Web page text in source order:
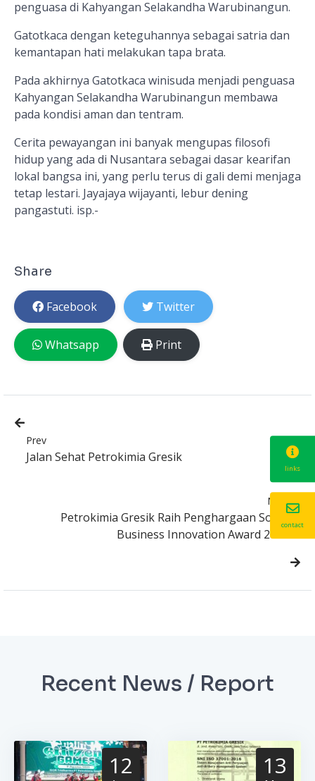
penguasa di Kahyangan Selakandha Warubinangun.
Gatotkaca dengan keteguhannya sebagai satria dan
kemantapan hati melakukan tapa brata.
Pada akhirnya Gatotkaca winisuda menjadi penguasa
Kahyangan Selakandha Warubinangun membawa
pada kondisi aman dan tentram.
Cerita pewayangan ini banyak mengupas filosofi
hidup yang ada di Nusantara sebagai dasar kearifan
lokal bangsa ini, yang perlu terus di gali demi menjaga
tetap lestari. Jayajaya wijayanti, lebur dening
pangastuti. isp.-
Share
Facebook Twitter
Whatsapp Print
Prev
Jalan Sehat Petrokimia Gresik
Next
Petrokimia Gresik Raih Penghargaan Social
Business Innovation Award 2016
Recent News / Report
12 13
links
contact